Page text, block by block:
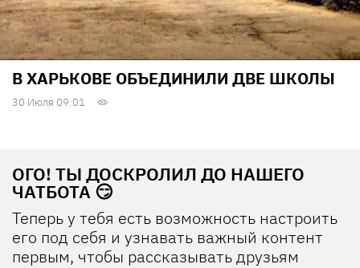
В ХАРЬКОВЕ ОБЪЕДИНИЛИ ДВЕ ШКОЛЫ
30 Июля 09:01
ОГО! ТЫ ДОСКРОЛИЛ ДО НАШЕГО
ЧАТБОТА 😏
Теперь у тебя есть возможность настроить
его под себя и узнавать важный контент
первым, чтобы рассказывать друзьям